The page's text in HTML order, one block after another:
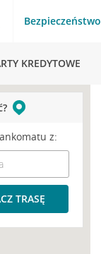
Bezpieczeństwo
KREDYTOWE
z:
TRASĘ